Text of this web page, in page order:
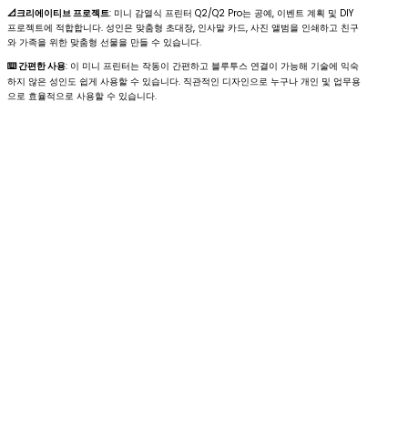
📐크리에이티브 프로젝트: 미니 감열식 프린터 Q2/Q2 Pro는 공예, 이벤트 계획 및 DIY
프로젝트에 적합합니다. 성인은 맞춤형 초대장, 인사말 카드, 사진 앨범을 인쇄하고 친구
와 가족을 위한 맞춤형 선물을 만들 수 있습니다.
⌨️ 간편한 사용: 이 미니 프린터는 작동이 간편하고 블루투스 연결이 가능해 기술에 익숙
하지 않은 성인도 쉽게 사용할 수 있습니다. 직관적인 디자인으로 누구나 개인 및 업무용
으로 효율적으로 사용할 수 있습니다.